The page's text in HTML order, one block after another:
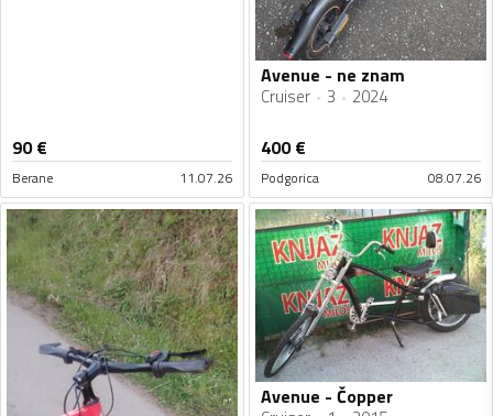
90€
Berane 11.07.26
Avenue - ne znam
Cruiser 3 2024
400€
Podgorica 08.07.26
Avenue - Čopper